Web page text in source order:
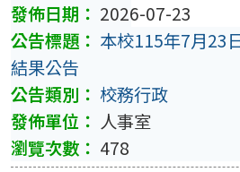
2026-07-23
本校115年7月23
結果公告
校務行政
人事室
478